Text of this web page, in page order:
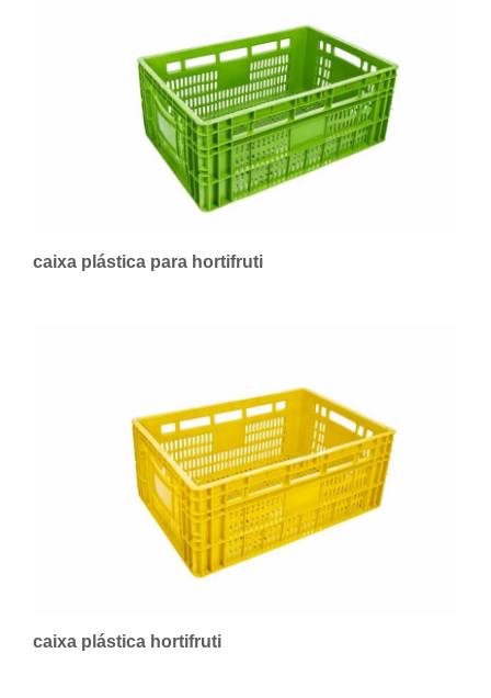
caixa plástica para hortifruti
caixa plástica hortifruti